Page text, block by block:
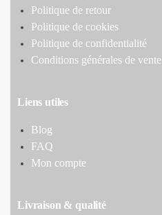
Politique de retour
Politique de cookies
Politique de confidentialité
Conditions générales de vente
Liens utiles
Blog
FAQ
Mon compte
Livraison & qualité